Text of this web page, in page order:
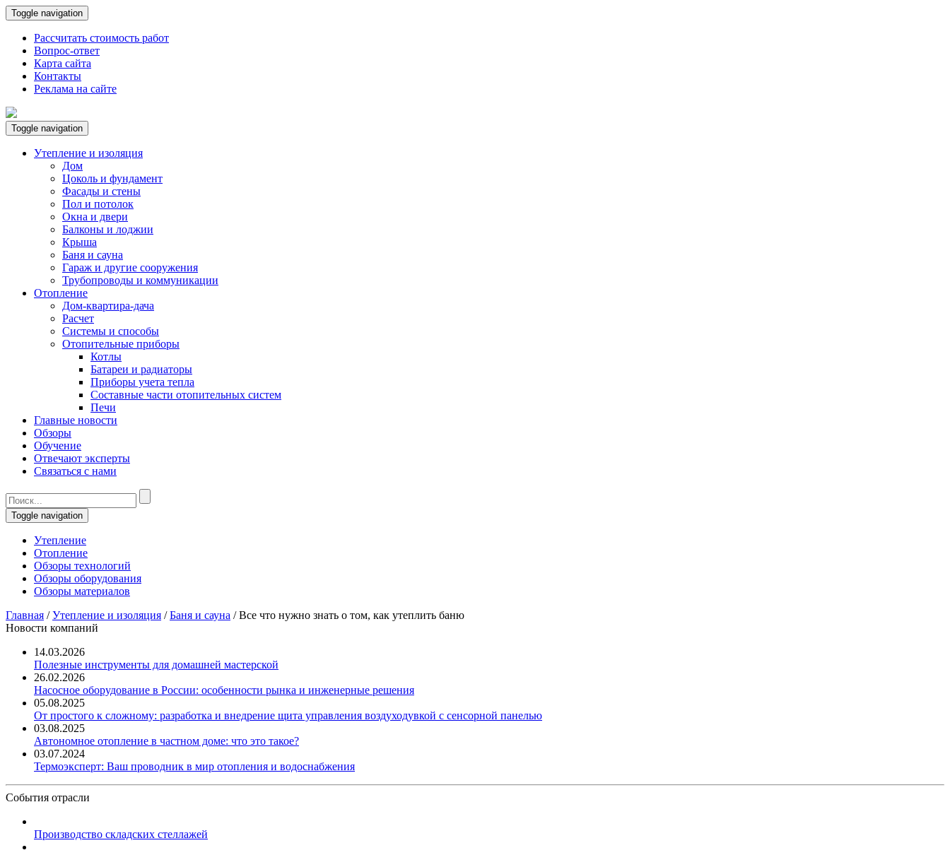
Toggle navigation
Рассчитать стоимость работ
Вопрос-ответ
Карта сайта
Контакты
Реклама на сайте
Toggle navigation
Утепление и изоляция
Дом
Цоколь и фундамент
Фасады и стены
Пол и потолок
Окна и двери
Балконы и лоджии
Крыша
Баня и сауна
Гараж и другие сооружения
Трубопроводы и коммуникации
Отопление
Дом-квартира-дача
Расчет
Системы и способы
Отопительные приборы
Котлы
Батареи и радиаторы
Приборы учета тепла
Составные части отопительных систем
Печи
Главные новости
Обзоры
Обучение
Отвечают эксперты
Связаться с нами
Toggle navigation
Утепление
Отопление
Обзоры технологий
Обзоры оборудования
Обзоры материалов
Главная /Утепление и изоляция /Баня и сауна /Все что нужно знать о том, как утеплить баню
Новости компаний
14.03.2026
Полезные инструменты для домашней мастерской
26.02.2026
Насосное оборудование в России: особенности рынка и инженерные решения
05.08.2025
От простого к сложному: разработка и внедрение щита управления воздуходувкой с сенсорной панелью
03.08.2025
Автономное отопление в частном доме: что это такое?
03.07.2024
Термоэксперт: Ваш проводник в мир отопления и водоснабжения
События отрасли
Производство складских стеллажей